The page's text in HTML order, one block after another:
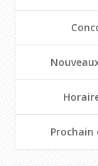
Prochain